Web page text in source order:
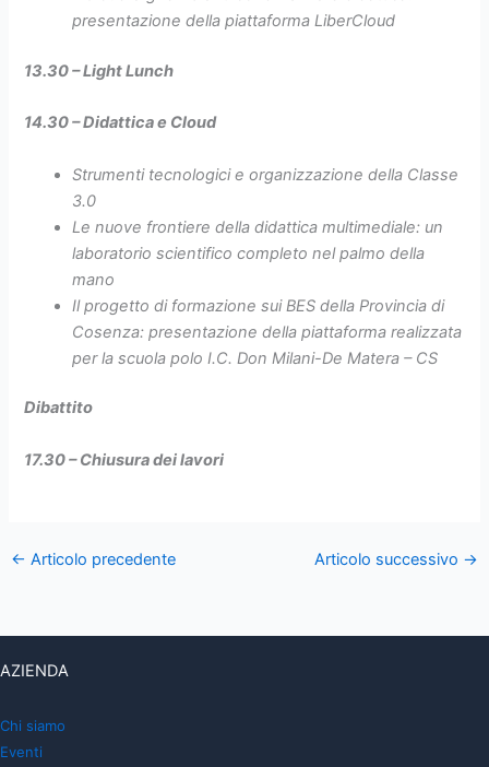
presentazione della piattaforma LiberCloud
13.30 – Light Lunch
14.30 – Didattica e Cloud
Strumenti tecnologici e organizzazione della Classe
3.0
Le nuove frontiere della didattica multimediale: un
laboratorio scientifico completo nel palmo della
mano
Il progetto di formazione sui BES della Provincia di
Cosenza: presentazione della piattaforma realizzata
per la scuola polo I.C. Don Milani-De Matera – CS
Dibattito
17.30 – Chiusura dei lavori
← Articolo precedente Articolo successivo →
AZIENDA
Chi siamo
Eventi